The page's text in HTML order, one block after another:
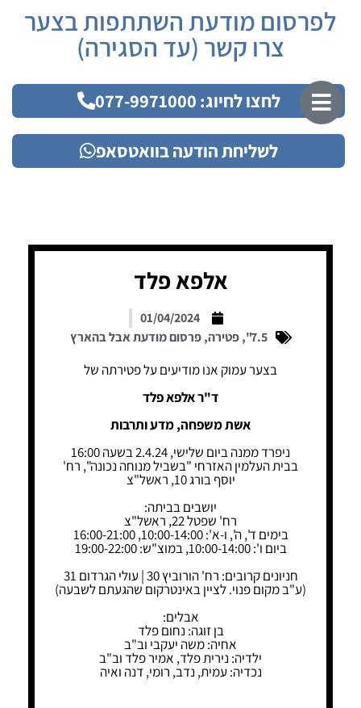
לפרסום מודעת השתתפות בצער
צרו קשר (עד הסגירה)
לחצו לחיוג: 077-9971000
לשליחת הודעה בוואטסאפ
אלפא פלד
01/04/2024
7.5"
,פטירה,פרסום מודעת אבל בהארץ
בצער עמוק אנו מודיעים על פטירתה של
ד"ר אלפא פלד
אשת משפחה, מדע ותרבות
ניפרד ממנה ביום שלישי, 2.4.24 בשעה 16:00
בבית העלמין האזרחי "בשביל מנוחה נכונה", רח'
יוסף בורג 10, ראשל"צ
יושבים בביתה:
רח' שפטל 22, ראשל"צ
בימים ד', ה', ו-א': 10:00-14:00, 16:00-21:00
ביום ו': 10:00-14:00, במוצ"ש: 19:00-22:00
חניונים קרובים: רח' הורוביץ 30 | עולי הגרדום 31
(ע"ב מקום פנוי. לציין באינטרקום שהגעתם לשבעה)
אבלים:
בן זוגה: נחום פלד
אחיה: משה יעקבי וב"ב
ילדיה: נירית פלד, אמיר פלד וב"ב
נכדיה: עמית, נדב, רומי, דנה ואיה